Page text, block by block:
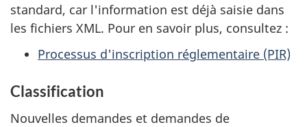
standard, car l'information est déjà saisie dans
les fichiers XML. Pour en savoir plus, consultez :
Processus d'inscription réglementaire (PIR)
Classification
Nouvelles demandes et demandes de